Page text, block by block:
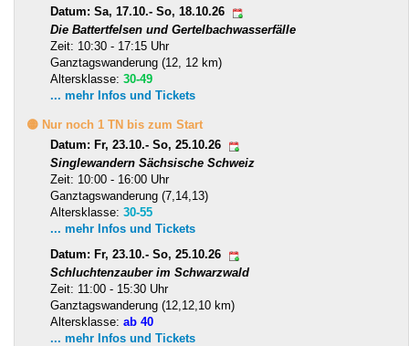
Datum: Sa, 17.10.- So, 18.10.26
Die Battertfelsen und Gertelbachwasserfälle
Zeit: 10:30 - 17:15 Uhr
Ganztagswanderung (12, 12 km)
Altersklasse: 30-49
... mehr Infos und Tickets
🟡 Nur noch 1 TN bis zum Start
Datum: Fr, 23.10.- So, 25.10.26
Singlewandern Sächsische Schweiz
Zeit: 10:00 - 16:00 Uhr
Ganztagswanderung (7,14,13)
Altersklasse: 30-55
... mehr Infos und Tickets
Datum: Fr, 23.10.- So, 25.10.26
Schluchtenzauber im Schwarzwald
Zeit: 11:00 - 15:30 Uhr
Ganztagswanderung (12,12,10 km)
Altersklasse: ab 40
... mehr Infos und Tickets